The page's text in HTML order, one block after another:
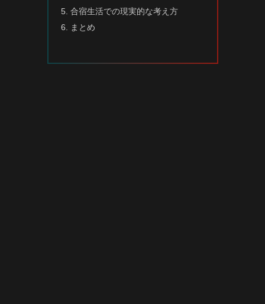
合宿生活での現実的な考え方
まとめ